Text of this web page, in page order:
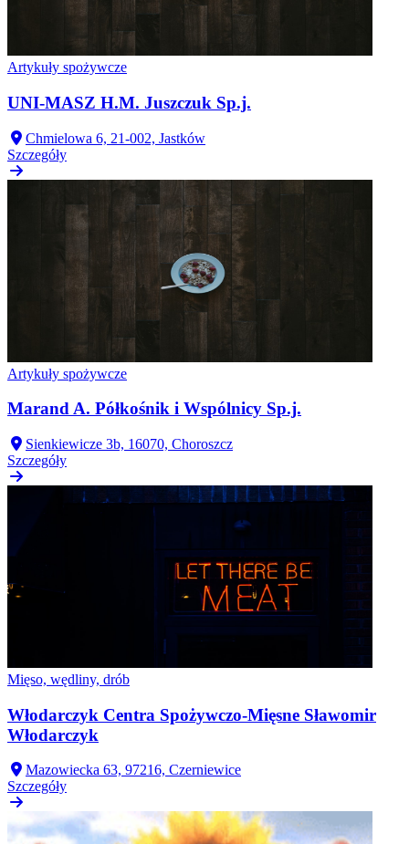
Artykuły spożywcze
UNI-MASZ H.M. Juszczuk Sp.j.
Chmielowa 6, 21-002, Jastków
Szczegóły
Artykuły spożywcze
Marand A. Półkośnik i Wspólnicy Sp.j.
Sienkiewicze 3b, 16070, Choroszcz
Szczegóły
Mięso, wędliny, drób
Włodarczyk Centra Spożywczo-Mięsne Sławomir
Włodarczyk
Mazowiecka 63, 97216, Czerniewice
Szczegóły